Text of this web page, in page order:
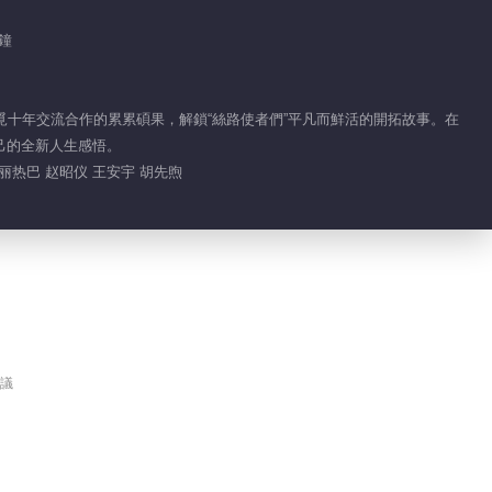
年交流合作的累累碩果，解鎖“絲路使者們”平凡而鮮活的開拓故事。在
全新人生感悟。
热巴 赵昭仪 王安宇 胡先煦